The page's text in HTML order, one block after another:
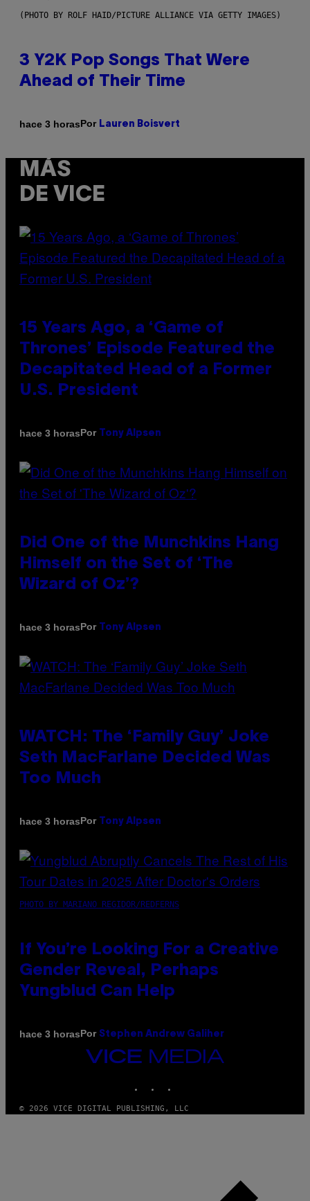
(PHOTO BY ROLF HAID/PICTURE ALLIANCE VIA GETTY IMAGES)
3 Y2K Pop Songs That Were
Ahead of Their Time
hace 3 horasPor Lauren Boisvert
MÁS
DE VICE
15 Years Ago, a ‘Game of
Thrones’ Episode Featured the
Decapitated Head of a Former
U.S. President
hace 3 horasPor Tony Alpsen
Did One of the Munchkins Hang
Himself on the Set of ‘The
Wizard of Oz’?
hace 3 horasPor Tony Alpsen
WATCH: The ‘Family Guy’ Joke
Seth MacFarlane Decided Was
Too Much
hace 3 horasPor Tony Alpsen
PHOTO BY MARIANO REGIDOR/REDFERNS
If You’re Looking For a Creative
Gender Reveal, Perhaps
Yungblud Can Help
hace 3 horasPor Stephen Andrew Galiher
VICE
© 2026 VICE DIGITAL PUBLISHING, LLC